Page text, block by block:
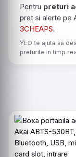
Pentru preturi
pret si alerte pe
3CHEAPS.
YEO te ajuta sa
preturile in timp